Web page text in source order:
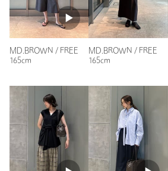
注文キャンセル 対象商品
返品 対象商品
裾上げ 対象外商品
カテゴリー | トートバッグ
素材 牛革
洗濯表示 -
MD.BROWN / FREE
165cm
MD.BROWN / FREE
165cm